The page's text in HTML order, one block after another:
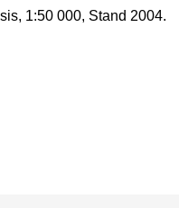
1:50 000, Stand 2004.